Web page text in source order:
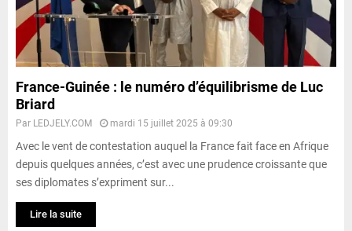
France-Guinée : le numéro d’équilibrisme de Luc
Briard
Par LEDJELY.COM mardi 15 juillet 2025 à 09:30
Avec le vent de contestation auquel la France fait face en Afrique
depuis quelques années, c’est avec une prudence croissante que
ses diplomates s’expriment sur...
Lire la suite